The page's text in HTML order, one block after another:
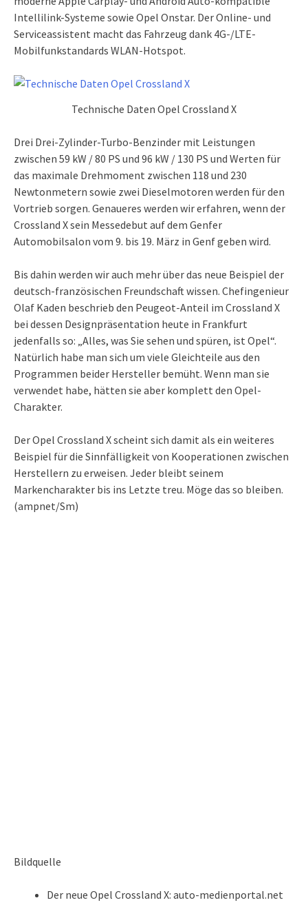
Intellilink-Systeme sowie Opel Onstar. Der Online- und
Serviceassistent macht das Fahrzeug dank 4G-/LTE-
Mobilfunkstandards WLAN-Hotspot.
Technische Daten Opel Crossland X
Drei Drei-Zylinder-Turbo-Benzinder mit Leistungen
zwischen 59 kW / 80 PS und 96 kW / 130 PS und Werten für
das maximale Drehmoment zwischen 118 und 230
Newtonmetern sowie zwei Dieselmotoren werden für den
Vortrieb sorgen. Genaueres werden wir erfahren, wenn der
Crossland X sein Messedebut auf dem Genfer
Automobilsalon vom 9. bis 19. März in Genf geben wird.
Bis dahin werden wir auch mehr über das neue Beispiel der
deutsch-französischen Freundschaft wissen. Chefingenieur
Olaf Kaden beschrieb den Peugeot-Anteil im Crossland X
bei dessen Designpräsentation heute in Frankfurt
jedenfalls so: „Alles, was Sie sehen und spüren, ist Opel“.
Natürlich habe man sich um viele Gleichteile aus den
Programmen beider Hersteller bemüht. Wenn man sie
verwendet habe, hätten sie aber komplett den Opel-
Charakter.
Der Opel Crossland X scheint sich damit als ein weiteres
Beispiel für die Sinnfälligkeit von Kooperationen zwischen
Herstellern zu erweisen. Jeder bleibt seinem
Markencharakter bis ins Letzte treu. Möge das so bleiben.
(ampnet/Sm)
Bildquelle
Der neue Opel Crossland X: auto-medienportal.net